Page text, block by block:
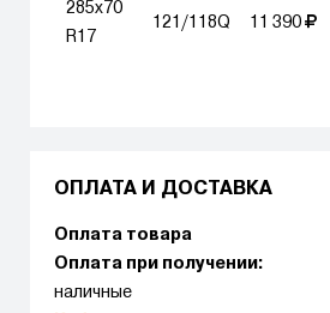
285x70
R17
121/118Q 11 390
ОПЛАТА И ДОСТАВКА
Оплата товара
Оплата при получении:
наличные